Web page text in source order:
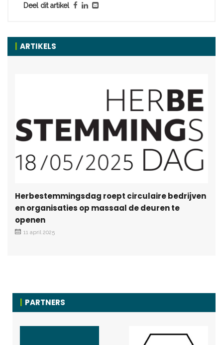
Deel dit artikel
ARTIKELS
Herbestemmingsdag roept circulaire bedrijven
en organisaties op massaal de deuren te
openen
11 april 2025
PARTNERS